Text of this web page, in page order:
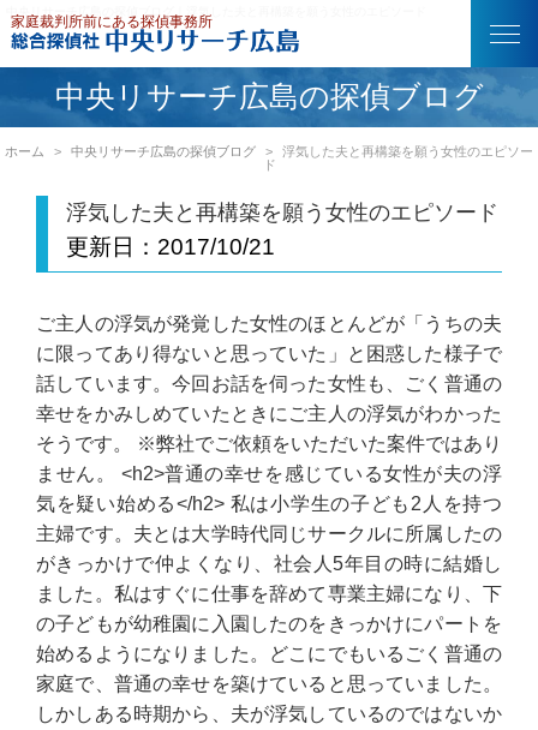
中央リサーチ広島の探偵ブログ
ホーム 中央リサーチ広島の探偵ブログ
浮気した夫と再構築を願う女性のエピソー
ド
浮気した夫と再構築を願う女性のエピソード
更新日： 2017/10/21
ご主人の浮気が発覚した女性のほとんどが「うちの夫
に限ってあり得ないと思っていた」と困惑した様子で
話しています。今回お話を伺った女性も、ごく普通の
幸せをかみしめていたときにご主人の浮気がわかった
そうです。 ※弊社でご依頼をいただいた案件ではあり
ません。 <h2>普通の幸せを感じている女性が夫の浮
気を疑い始める</h2> 私は小学生の子ども2人を持つ
主婦です。夫とは大学時代同じサークルに所属したの
がきっかけで仲よくなり、社会人5年目の時に結婚し
ました。私はすぐに仕事を辞めて専業主婦になり、下
の子どもが幼稚園に入園したのをきっかけにパートを
始めるようになりました。どこにでもいるごく普通の
家庭で、普通の幸せを築けていると思っていました。
しかしある時期から、夫が浮気しているのではないか